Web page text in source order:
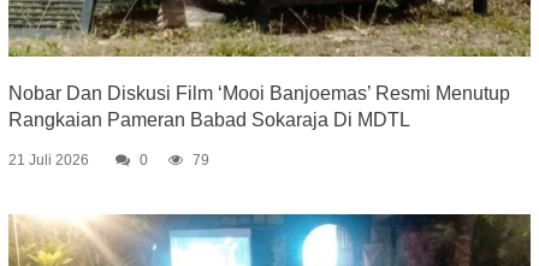
Nobar Dan Diskusi Film ‘Mooi Banjoemas’ Resmi Menutup
Rangkaian Pameran Babad Sokaraja Di MDTL
21 Juli 2026 0 79